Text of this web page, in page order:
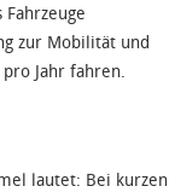
zur Mobilität und
Jahr fahren.
lautet: Bei kurzen